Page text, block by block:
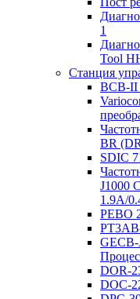
1
Tool
Станция
BCB-II
BR
SDIC
J1000
1.9A/
PEBO
РТ3АВ-
GECB-
DOR-
DOC-